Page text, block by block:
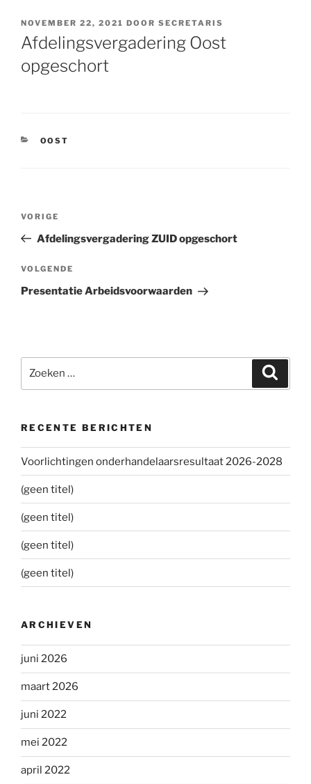
GEPLAATST
OP
NOVEMBER 22, 2021 DOOR SECRETARIS
Afdelingsvergadering Oost
opgeschort
CATEGORIEËN
OOST
Bericht
Vorig
bericht
VORIGE
Afdelingsvergadering ZUID opgeschort
Volgend
bericht
VOLGENDE
Presentatie Arbeidsvoorwaarden
Zoeken
RECENTE BERICHTEN
Voorlichtingen onderhandelaarsresultaat 2026-2028
(geen titel)
(geen titel)
(geen titel)
(geen titel)
ARCHIEVEN
juni 2026
maart 2026
juni 2022
mei 2022
april 2022